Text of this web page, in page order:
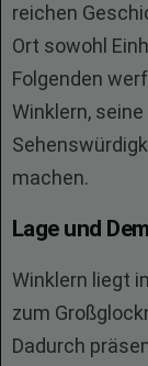
reichen
Ort sowohl
Folgenden
Winklern,
machen.
Lage und
Winklern liegt
zum
Dadurch